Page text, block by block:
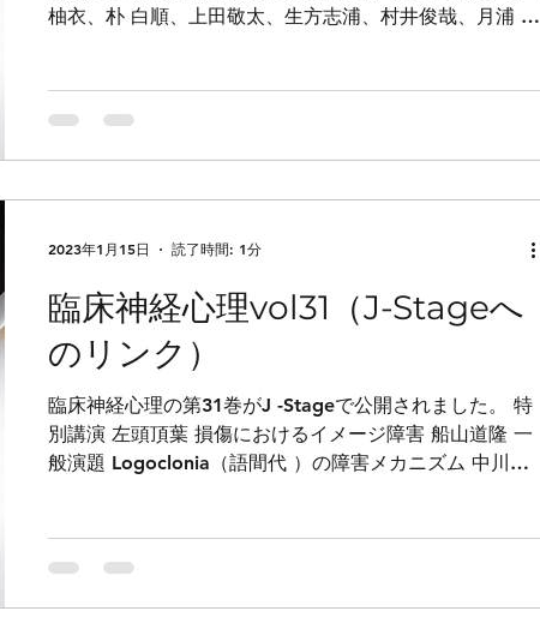
柚衣、朴 白順、上田敬太、生方志浦、村井俊哉、月浦 崇
臨床神経心理vol31（J-Stageへ
のリンク）
臨床神経心理の第31巻がJ -Stageで公開されました。 特
別講演 左頭頂葉 損傷におけるイメージ障害 船山道隆 一
般演題 Logoclonia（語間代 ）の障害メカニズム 中川良
2023年1月15日 読了時間: 1分